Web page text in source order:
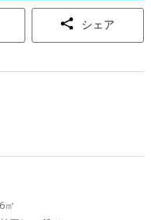
シェア
㎡